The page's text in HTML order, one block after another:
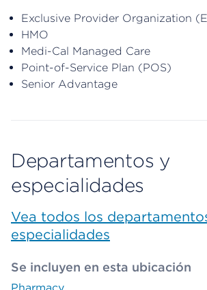
Exclusive Provider Organization
HMO
Medi-Cal Managed Care
Point-of-Service Plan (POS)
Senior Advantage
Departamentos y
especialidades
Vea todos los
especialidades
Se incluyen en esta ubicación